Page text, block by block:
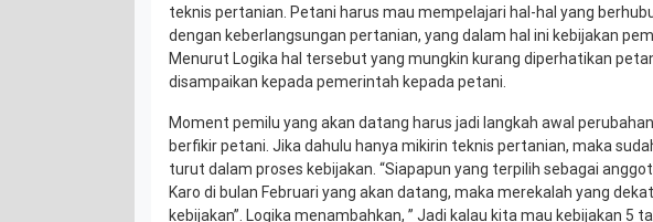
teknis pertanian. Petani harus mau mempelajari hal-hal yang
dengan keberlangsungan pertanian, yang dalam hal ini kebijakan
Menurut Logika hal tersebut yang mungkin kurang diperhatikan
disampaikan kepada pemerintah kepada petani.
Moment pemilu yang akan datang harus jadi langkah awal
berfikir petani. Jika dahulu hanya mikirin teknis pertanian, maka
turut dalam proses kebijakan. “Siapapun yang terpilih sebagai
Karo di bulan Februari yang akan datang, maka merekalah yang
kebijakan”. Logika menambahkan, ” Jadi kalau kita mau kebijakan 5